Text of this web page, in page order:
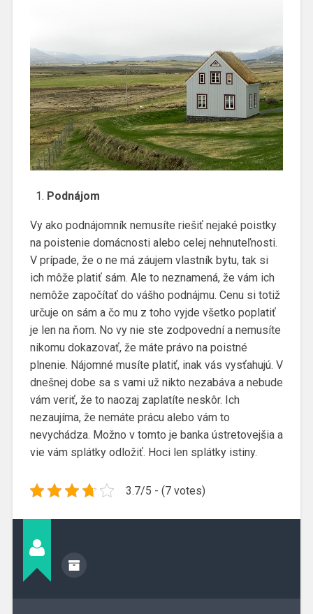
Podnájom
Vy ako podnájomník nemusíte riešiť nejaké poistky
na poistenie domácnosti alebo celej nehnuteľnosti.
V prípade, že o ne má záujem vlastník bytu, tak si
ich môže platiť sám. Ale to neznamená, že vám ich
nemôže započítať do vášho podnájmu. Cenu si totiž
určuje on sám a čo mu z toho vyjde všetko poplatiť
je len na ňom. No vy nie ste zodpovední a nemusíte
nikomu dokazovať, že máte právo na poistné
plnenie. Nájomné musíte platiť, inak vás vysťahujú. V
dnešnej dobe sa s vami už nikto nezabáva a nebude
vám veriť, že to naozaj zaplatíte neskôr. Ich
nezaujíma, že nemáte prácu alebo vám to
nevychádza. Možno v tomto je banka ústretovejšia a
vie vám splátky odložiť. Hoci len splátky istiny.
3.7/5 - (7 votes)